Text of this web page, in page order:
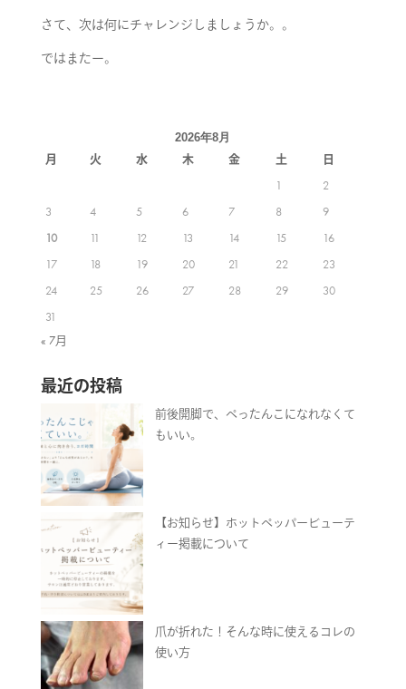
さて、次は何にチャレンジしましょうか。。
ではまたー。
2026年8月
月 火 水 木 金 土
日
1
2
3
4 5 6 7 8
9
10
11 12 13 14 15
16
17
18 19 20 21 22
23
24
25 26 27 28 29
30
31
« 7月
最近の投稿
前後開脚で、ぺったんこになれなくて
もいい。
【お知らせ】ホットペッパービューテ
ィー掲載について
爪が折れた！そんな時に使えるコレの
使い方